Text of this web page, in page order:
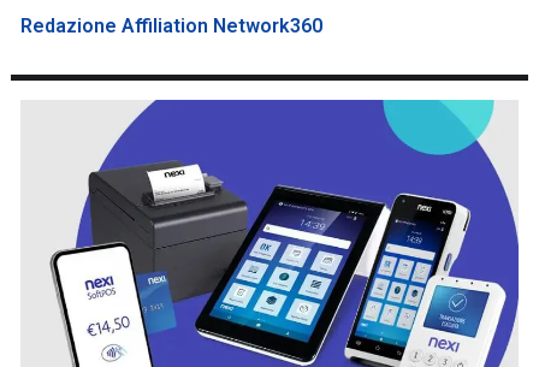
Redazione Affiliation Network360